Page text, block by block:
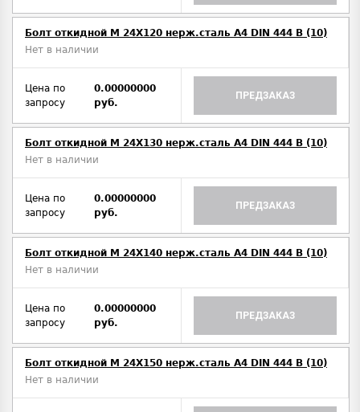
Болт откидной M 24Х120 нерж.сталь A4 DIN 444 B (10)
Нет в наличии
Цена по
запросу
0.00000000
руб.
ПРЕДЗАКАЗ
Болт откидной M 24Х130 нерж.сталь A4 DIN 444 B (10)
Нет в наличии
Цена по
запросу
0.00000000
руб.
ПРЕДЗАКАЗ
Болт откидной M 24Х140 нерж.сталь A4 DIN 444 B (10)
Нет в наличии
Цена по
запросу
0.00000000
руб.
ПРЕДЗАКАЗ
Болт откидной M 24Х150 нерж.сталь A4 DIN 444 B (10)
Нет в наличии